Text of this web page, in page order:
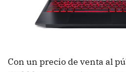
Con un precio de venta al